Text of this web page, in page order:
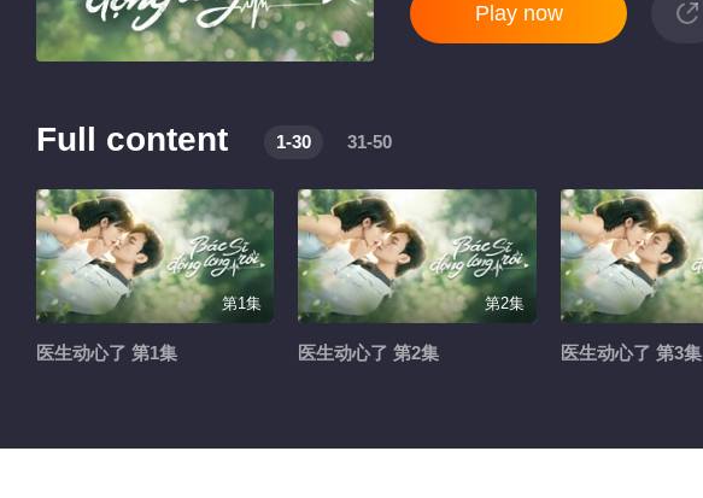
Play now
Full content 1-30 31-50
第1集
医生动心了 第1集
第2集
医生动心了 第2集 医生动心了 第3集